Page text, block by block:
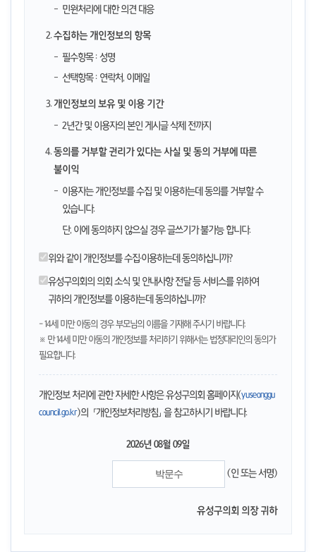
민원처리에 대한 의견 대응
수집하는 개인정보의 항목
필수항목 : 성명
선택항목 : 연락처, 이메일
개인정보의 보유 및 이용 기간
2년간 및 이용자의 본인 게시글 삭제 전까지
동의를 거부할 권리가 있다는 사실 및 동의 거부에 따른
불이익
이용자는 개인정보를 수집 및 이용하는데 동의를 거부할 수
있습니다.
단, 이에 동의하지 않으실 경우 글쓰기가 불가능 합니다.
위와 같이 개인정보를 수집·이용하는데 동의하십니까?
유성구의회의 의회 소식 및 안내사항 전달 등 서비스를 위하여
귀하의 개인정보를 이용하는데 동의하십니까?
- 14세 미만 아동의 경우 부모님의 이름을 기재해 주시기 바랍니다.
※ 만 14세 미만 아동의 개인정보를 처리하기 위해서는 법정대리인의 동의가
필요합니다.
개인정보 처리에 관한 자세한 사항은 유성구의회 홈페이지(yuseonggu
council.go.kr)의 「개인정보처리방침」을 참고하시기 바랍니다.
2026년 08월 09일
(인 또는 서명)
유성구의회 의장 귀하